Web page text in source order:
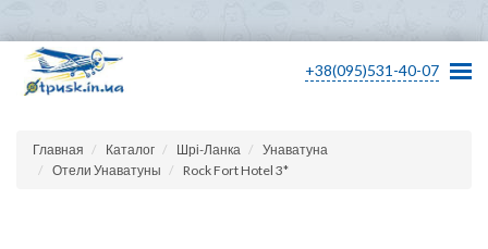
+38(095)531-40-07
Главная Каталог Шрі-Ланка
Унаватуна
Отели Унаватуны
Rock Fort Hotel 3*